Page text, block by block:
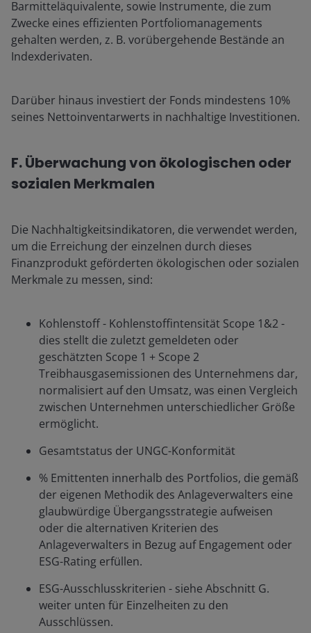
Barmitteläquivalente, sowie Instrumente, die zum
Zwecke eines effizienten Portfoliomanagements
gehalten werden, z. B. vorübergehende Bestände an
Indexderivaten.
Darüber hinaus investiert der Fonds mindestens 10%
seines Nettoinventarwerts in nachhaltige Investitionen.
F. Überwachung von ökologischen oder
sozialen Merkmalen
Die Nachhaltigkeitsindikatoren, die verwendet werden,
um die Erreichung der einzelnen durch dieses
Finanzprodukt geförderten ökologischen oder sozialen
Merkmale zu messen, sind:
Kohlenstoff - Kohlenstoffintensität Scope 1&2 -
dies stellt die zuletzt gemeldeten oder
geschätzten Scope 1 + Scope 2
Treibhausgasemissionen des Unternehmens dar,
normalisiert auf den Umsatz, was einen Vergleich
zwischen Unternehmen unterschiedlicher Größe
ermöglicht.
Gesamtstatus der UNGC-Konformität
% Emittenten innerhalb des Portfolios, die gemäß
der eigenen Methodik des Anlageverwalters eine
glaubwürdige Übergangsstrategie aufweisen
oder die alternativen Kriterien des
Anlageverwalters in Bezug auf Engagement oder
ESG-Rating erfüllen.
ESG-Ausschlusskriterien - siehe Abschnitt G.
weiter unten für Einzelheiten zu den
Ausschlüssen.